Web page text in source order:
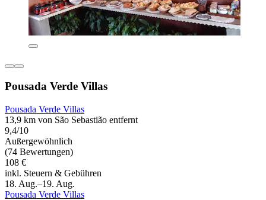
Pousada Verde Villas
Pousada Verde Villas
13,9 km von São Sebastião entfernt
9,4/10
Außergewöhnlich
(74 Bewertungen)
108 €
inkl. Steuern & Gebühren
18. Aug.–19. Aug.
Pousada Verde Villas